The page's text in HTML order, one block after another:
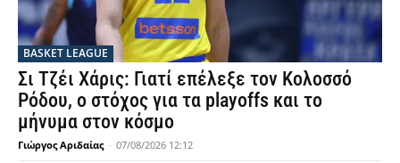
BASKET LEAGUE
Σι Τζέι Χάρις: Γιατί επέλεξε τον Κολοσσό
Ρόδου, ο στόχος για τα playoffs και το
μήνυμα στον κόσμο
Γιώργος Αριδαίας - 07/08/2026 12:12